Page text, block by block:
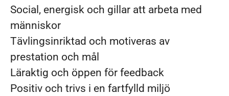
Social, energisk och gillar att arbeta med
människor
Tävlingsinriktad och motiveras av
prestation och mål
Läraktig och öppen för feedback
Positiv och trivs i en fartfylld miljö